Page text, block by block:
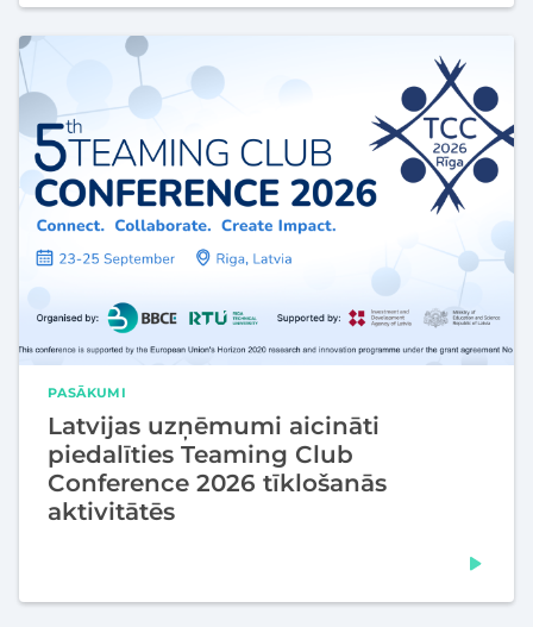
PASĀKUMI
Latvijas uzņēmumi aicināti
piedalīties Teaming Club
Conference 2026 tīklošanās
aktivitātēs